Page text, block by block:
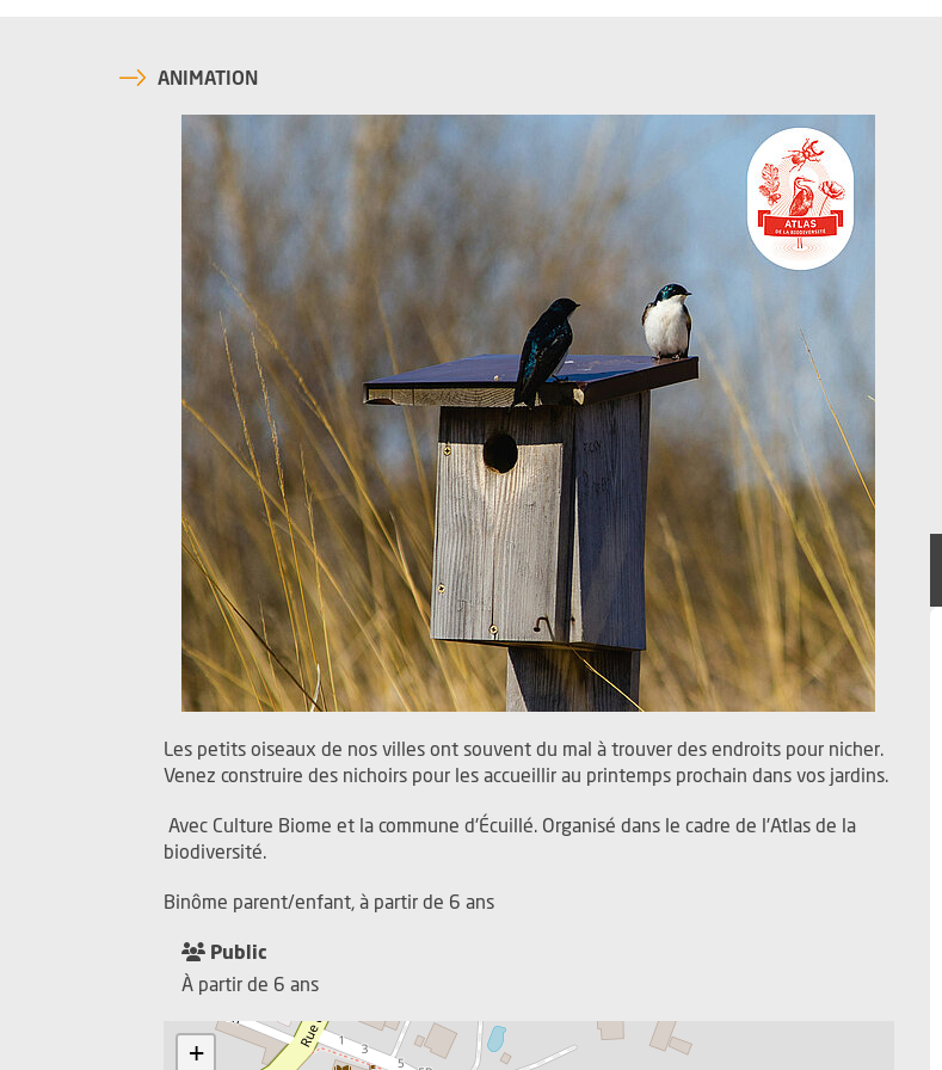
ANIMATION
Les petits oiseaux de nos villes ont souvent du mal à trouver des endroits pour nicher.
Venez construire des nichoirs pour les accueillir au printemps prochain dans vos jardins.
Avec Culture Biome et la commune d'Écuillé. Organisé dans le cadre de l'Atlas de la
biodiversité.
Binôme parent/enfant, à partir de 6 ans
Public
À partir de 6 ans
+